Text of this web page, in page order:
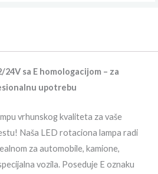
24V sa E homologacijom – za
upotrebu
vrhunskog kvaliteta za vaše
Naša LED rotaciona lampa radi
za automobile, kamione,
vozila. Poseduje E oznaku